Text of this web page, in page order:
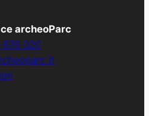
archeoParc
020